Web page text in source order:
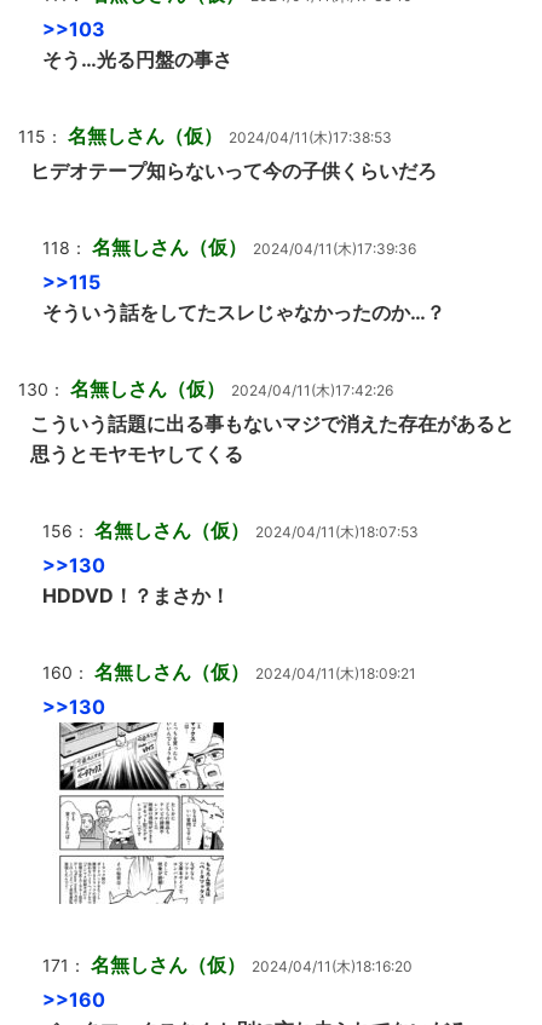
>>103
そう…光る円盤の事さ
115： 名無しさん（仮） 2024/04/11(木)17:38:53
ヒデオテープ知らないって今の子供くらいだろ
118： 名無しさん（仮） 2024/04/11(木)17:39:36
>>115
そういう話をしてたスレじゃなかったのか…？
130： 名無しさん（仮） 2024/04/11(木)17:42:26
こういう話題に出る事もないマジで消えた存在があると
思うとモヤモヤしてくる
156： 名無しさん（仮） 2024/04/11(木)18:07:53
>>130
HDDVD！？まさか！
160： 名無しさん（仮） 2024/04/11(木)18:09:21
>>130
171： 名無しさん（仮） 2024/04/11(木)18:16:20
>>160